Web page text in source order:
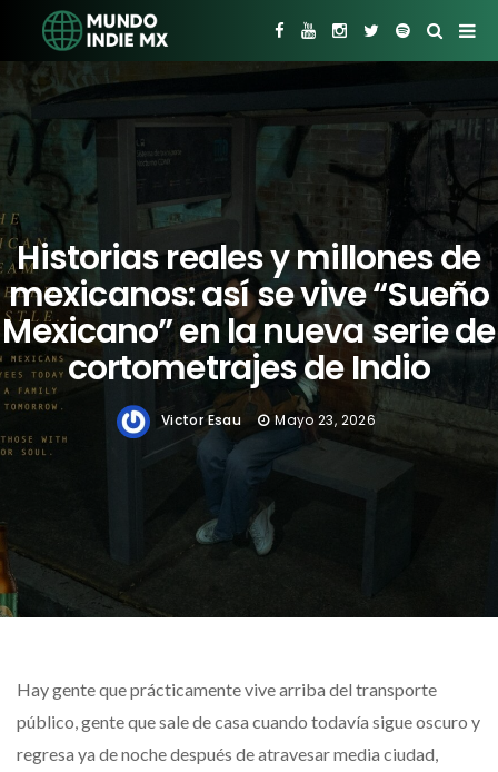
Historias reales y millones de
mexicanos: así se vive “Sueño
Mexicano” en la nueva serie de
cortometrajes de Indio
Victor Esau Mayo 23, 2026
Hay gente que prácticamente vive arriba del transporte
público, gente que sale de casa cuando todavía sigue oscuro y
regresa ya de noche después de atravesar media ciudad,